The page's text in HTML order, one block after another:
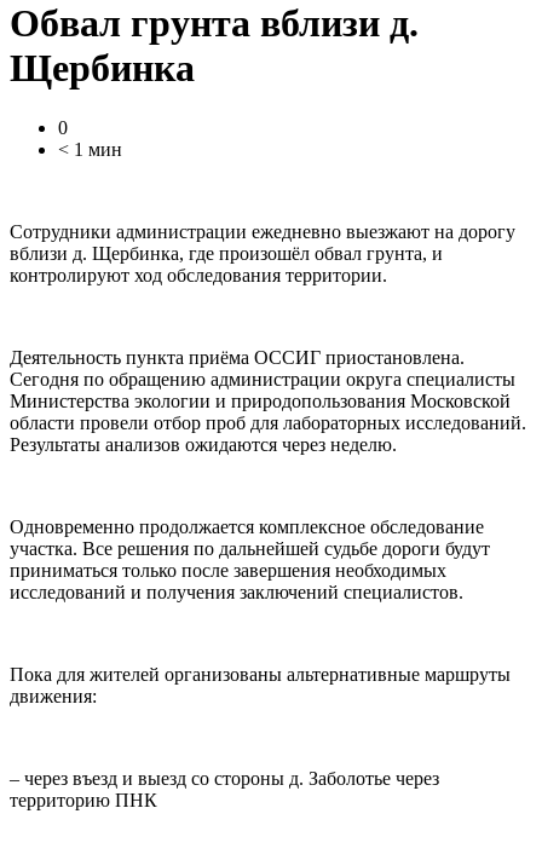
Обвал грунта вблизи д.
Щербинка
0
< 1 мин
Сотрудники администрации ежедневно выезжают на дорогу
вблизи д. Щербинка, где произошёл обвал грунта, и
контролируют ход обследования территории.
Деятельность пункта приёма ОССИГ приостановлена.
Сегодня по обращению администрации округа специалисты
Министерства экологии и природопользования Московской
области провели отбор проб для лабораторных исследований.
Результаты анализов ожидаются через неделю.
Одновременно продолжается комплексное обследование
участка. Все решения по дальнейшей судьбе дороги будут
приниматься только после завершения необходимых
исследований и получения заключений специалистов.
Пока для жителей организованы альтернативные маршруты
движения:
– через въезд и выезд со стороны д. Заболотье через
территорию ПНК